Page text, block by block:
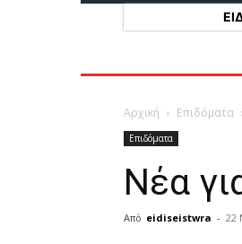
Αρχική Επιδόματα
Επιδόματα
Νέα
Από eidiseistwra - 22